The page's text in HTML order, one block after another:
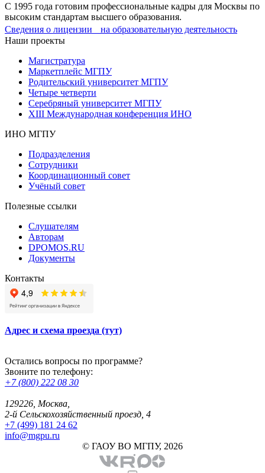
С 1995 года готовим профессиональные кадры для Москвы по
высоким стандартам высшего образования.
Сведения о лицензии на образовательную деятельность
Наши проекты
Магистратура
Маркетплейс МГПУ
Родительский университет МГПУ
Четыре четверти
Серебряный университет МГПУ
XIII Международная конференция ИНО
ИНО МГПУ
Подразделения
Сотрудники
Координационный совет
Учёный совет
Полезные ссылки
Слушателям
Авторам
DPOMOS.RU
Документы
Контакты
Адрес и схема проезда (тут)
Остались вопросы по программе?
Звоните по телефону:
+7 (800) 222 08 30
129226, Москва,
2-й Сельскохозяйственный проезд, 4
+7 (499) 181 24 62
info@mgpu.ru
© ГАОУ ВО МГПУ, 2026